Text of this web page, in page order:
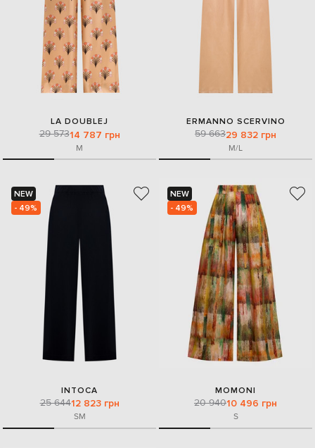
LA DOUBLEJ
29 57314 787 грн
M
ERMANNO SCERVINO
59 66329 832 грн
M/L
NEW
- 49%
INTOCA
25 64412 823 грн
SM
NEW
- 49%
MOMONI
20 94010 496 грн
S